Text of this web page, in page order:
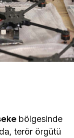
bölgesinde
terör örgütü